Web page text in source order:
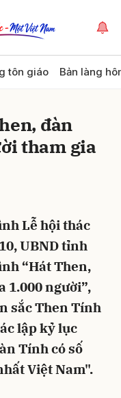
tôn giáo Bản làng
đàn
tham gia
Lễ hội thác
UBND tỉnh
“Hát Then,
1.000 người”,
sắc Then Tính
lập kỷ lục
Tính có số
Việt Nam".